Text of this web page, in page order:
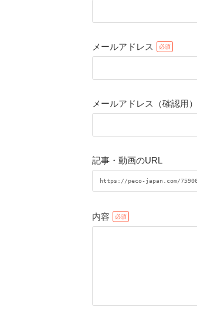
メールアドレス
メールアドレス（確認用）
記事・動画のURL
内容